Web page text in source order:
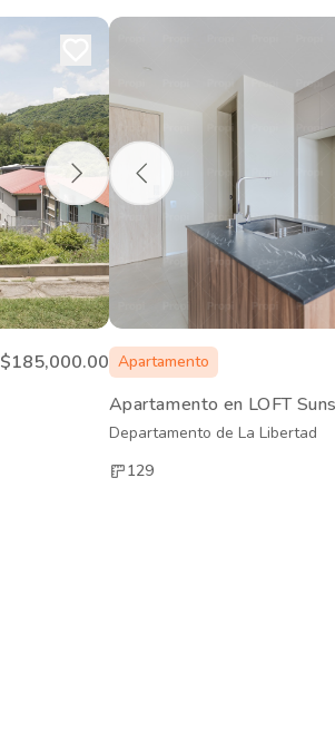
$185,000.00 Apartamento
Apartamento en LOFT
Departamento de La Libertad
129